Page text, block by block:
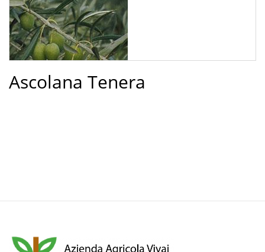
Ascolana Tenera